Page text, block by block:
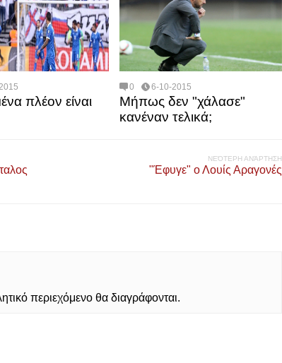
πλέον είναι
0 6-10-2015
Μήπως δεν "χάλασε"
κανέναν τελικά;
ΝΕΌΤΕΡΗ ΑΝΆΡΤΗΣΗ
"Έφυγε" ο Λουίς Αραγονές
περιεχόμενο θα διαγράφονται.